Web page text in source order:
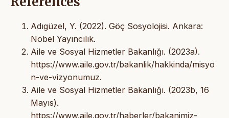
Adıgüzel, Y. (2022). Göç Sosyolojisi. Ankara:
Nobel Yayıncılık.
Aile ve Sosyal Hizmetler Bakanlığı. (2023a).
https://www.aile.gov.tr/bakanlik/hakkinda/misyo
n-ve-vizyonumuz.
Aile ve Sosyal Hizmetler Bakanlığı. (2023b, 16
Mayıs).
https://www.aile.gov.tr/haberler/bakanimiz-